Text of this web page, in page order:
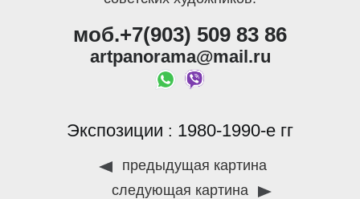
моб.+7(903) 509 83 86
artpanorama@mail.ru
Экспозиции : 1980-1990-е гг
предыдущая картина
следующая картина